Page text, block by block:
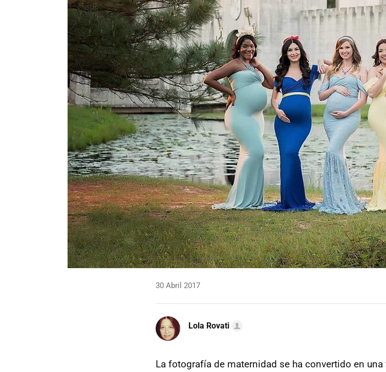
30 Abril 2017
Lola Rovati
La fotografía de maternidad se ha convertido en